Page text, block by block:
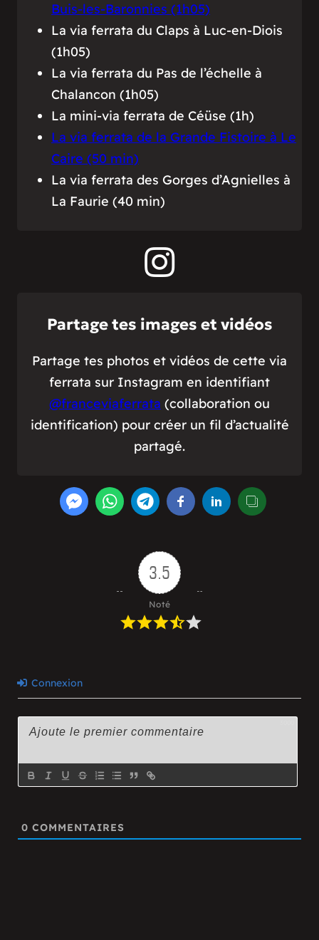
Buis-les-Baronnies (1h05)
La via ferrata du Claps à Luc-en-Diois
(1h05)
La via ferrata du Pas de l’échelle à
Chalancon (1h05)
La mini-via ferrata de Céüse (1h)
La via ferrata de la Grande Fistoire à Le
Caire (50 min)
La via ferrata des Gorges d’Agnielles à
La Faurie (40 min)
Partage tes images et vidéos
Partage tes photos et vidéos de cette via
ferrata sur Instagram en identifiant
@franceviaferrata (collaboration ou
identification) pour créer un fil d’actualité
partagé.
3.5
Noté
Connexion
0 COMMENTAIRES